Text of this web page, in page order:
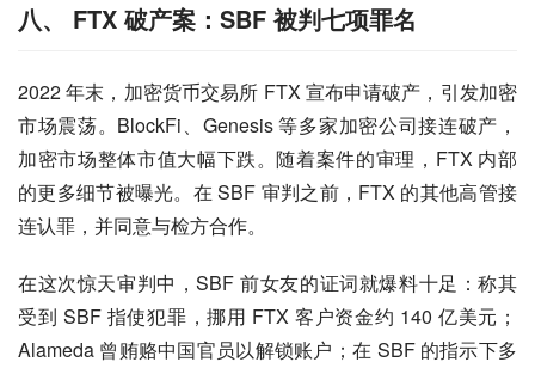
八、 FTX 破产案：SBF 被判七项罪名
2022 年末，加密货币交易所 FTX 宣布申请破产，引发加密
市场震荡。BlockFi、Genesis 等多家加密公司接连破产，
加密市场整体市值大幅下跌。随着案件的审理，FTX 内部
的更多细节被曝光。在 SBF 审判之前，FTX 的其他高管接
连认罪，并同意与检方合作。
在这次惊天审判中，SBF 前女友的证词就爆料十足：称其
受到 SBF 指使犯罪，挪用 FTX 客户资金约 140 亿美元；
Alameda 曾贿赂中国官员以解锁账户；在 SBF 的指示下多